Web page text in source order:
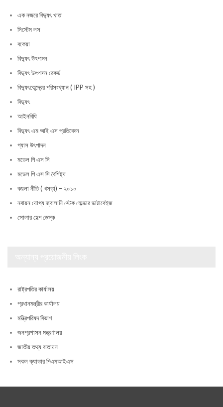
এক নজরে বিদ্যুৎ খাত
সিস্টেম লস
বকেয়া
বিদ্যুৎ উৎপাদন
বিদ্যুৎ উৎপাদন রেকর্ড
বিদ্যুৎকেন্দ্রের পরিসংখ্যান ( IPP সহ )
বিদ্যুৎ
আইনবিধি
বিদ্যুৎ এম আই এস প্রতিবেদন
গ্যাস উৎপাদন
মডেল পি এস সি
মডেল পি এস সি বৈশিষ্ট্য
কয়লা নীতি ( খসড়া) – ২০১০
নবায়ন যোগ্য জ্বালানি স্টেক হোল্ডার ডাটাবেইজ
সোলার হেল্প ডেস্ক
রাষ্ট্রপতির কার্যালয়
প্রধানমন্ত্রীর কার্যালয়
মন্ত্রিপরিষদ বিভাগ
জনপ্রশাসন মন্ত্রণালয়
জাতীয় তথ্য বাতায়ন
সকল ক্যাডার পিএমআইএস